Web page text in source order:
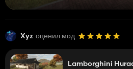
Xyz оценил мод
Lamborghini